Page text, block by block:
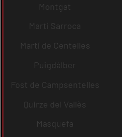
Montgat
Martí Sarroca
Martí de Centelles
Puigdàlber
Fost de Campsentelles
Quirze del Vallès
Masquefa